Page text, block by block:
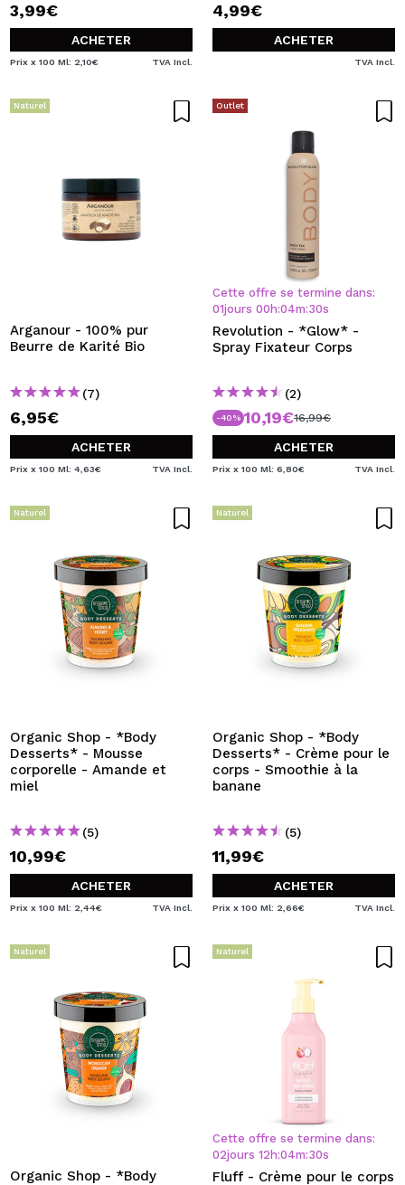
3,99€
ACHETER
Prix x 100 Ml: 2,10€ TVA Incl.
4,99€
ACHETER
TVA Incl.
Naturel
Arganour - 100% pur
Beurre de Karité Bio
(7)
6,95€
ACHETER
Prix x 100 Ml: 4,63€ TVA Incl.
Outlet
Cette offre se termine dans:
01jours 00 h:04m:30s
Revolution - *Glow* -
Spray Fixateur Corps
(2)
-40% 10,19€16,99€
ACHETER
Prix x 100 Ml: 6,80€ TVA Incl.
Naturel
Organic Shop - *Body
Desserts* - Mousse
corporelle - Amande et
miel
(5)
10,99€
ACHETER
Prix x 100 Ml: 2,44€ TVA Incl.
Naturel
Organic Shop - *Body
Desserts* - Crème pour le
corps - Smoothie à la
banane
(5)
11,99€
ACHETER
Prix x 100 Ml: 2,66€ TVA Incl.
Naturel
Organic Shop - *Body
Naturel
Cette offre se termine dans:
02jours 12 h:04m:30s
Fluff - Crème pour le corps